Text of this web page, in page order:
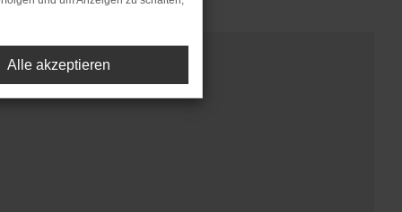
Alle akzeptieren